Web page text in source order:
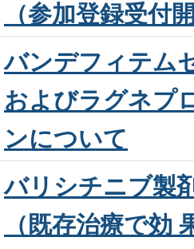
（参加登録受付
バンデフィテム
およびラグネプ
ンについて
バリシチニブ製
（既存治療で効